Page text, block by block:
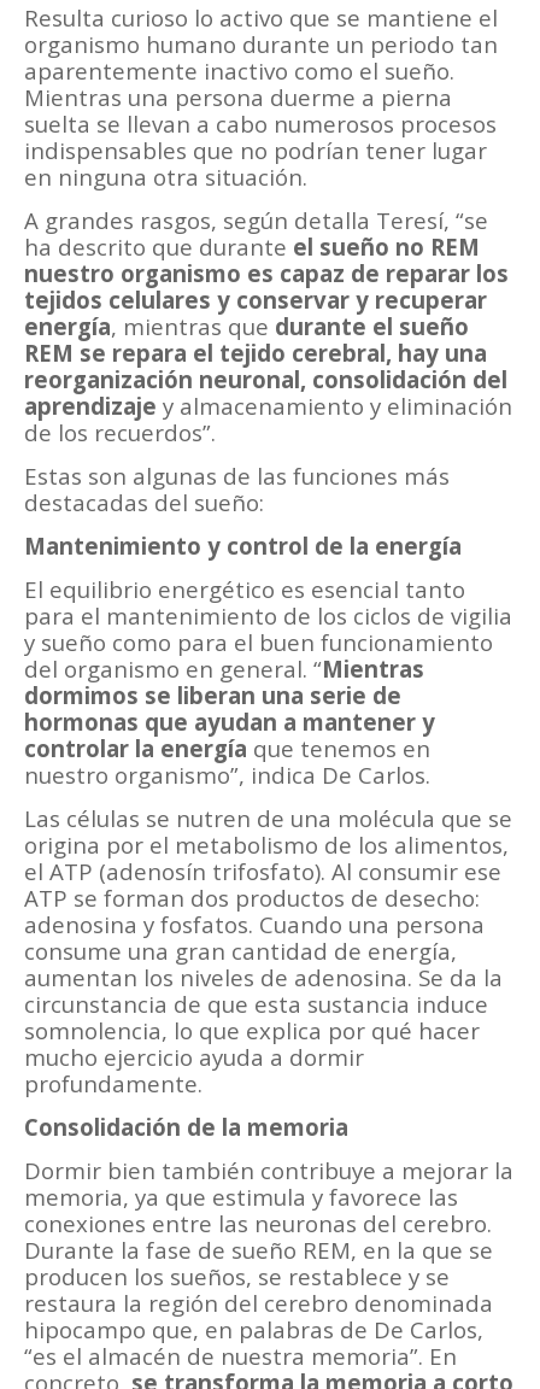
Resulta curioso lo activo que se mantiene el
organismo humano durante un periodo tan
aparentemente inactivo como el sueño.
Mientras una persona duerme a pierna
suelta se llevan a cabo numerosos procesos
indispensables que no podrían tener lugar
en ninguna otra situación.
A grandes rasgos, según detalla Teresí, “se
ha descrito que durante el sueño no REM
nuestro organismo es capaz de reparar los
tejidos celulares y conservar y recuperar
energía, mientras que durante el sueño
REM se repara el tejido cerebral, hay una
reorganización neuronal, consolidación del
aprendizaje y almacenamiento y eliminación
de los recuerdos”.
Estas son algunas de las funciones más
destacadas del sueño:
Mantenimiento y control de la energía
El equilibrio energético es esencial tanto
para el mantenimiento de los ciclos de vigilia
y sueño como para el buen funcionamiento
del organismo en general. “Mientras
dormimos se liberan una serie de
hormonas que ayudan a mantener y
controlar la energía que tenemos en
nuestro organismo”, indica De Carlos.
Las células se nutren de una molécula que se
origina por el metabolismo de los alimentos,
el ATP (adenosín trifosfato). Al consumir ese
ATP se forman dos productos de desecho:
adenosina y fosfatos. Cuando una persona
consume una gran cantidad de energía,
aumentan los niveles de adenosina. Se da la
circunstancia de que esta sustancia induce
somnolencia, lo que explica por qué hacer
mucho ejercicio ayuda a dormir
profundamente.
Consolidación de la memoria
Dormir bien también contribuye a mejorar la
memoria, ya que estimula y favorece las
conexiones entre las neuronas del cerebro.
Durante la fase de sueño REM, en la que se
producen los sueños, se restablece y se
restaura la región del cerebro denominada
hipocampo que, en palabras de De Carlos,
“es el almacén de nuestra memoria”. En
concreto, se transforma la memoria a corto